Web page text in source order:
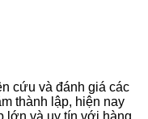
cứu và đánh giá các
thành lập, hiện nay